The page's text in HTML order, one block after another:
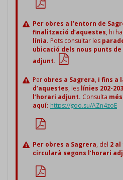
Per obres a l’entorn de
finalització d’aquestes, hi
línia. Pots consultar les
ubicació dels nous punts de
adjunt.
Per obres a Sagrera, i fins a
d’aquestes, les línies 202-
l’horari adjunt. Consulta
aquí: https://goo.su/AZn4zoE
Per obres a Sagrera, del 2 al
circularà segons l’horari